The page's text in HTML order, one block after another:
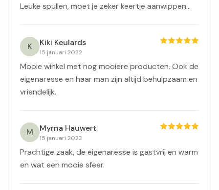
Leuke spullen, moet je zeker keertje aanwippen...
K Kiki Keulards
15 januari 2022
Mooie winkel met nog mooiere producten. Ook de
eigenaresse en haar man zijn altijd behulpzaam en
vriendelijk.
M Myrna Hauwert
15 januari 2022
Prachtige zaak, de eigenaresse is gastvrij en warm
en wat een mooie sfeer.